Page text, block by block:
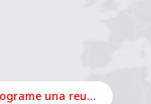
Programe una reunión en línea